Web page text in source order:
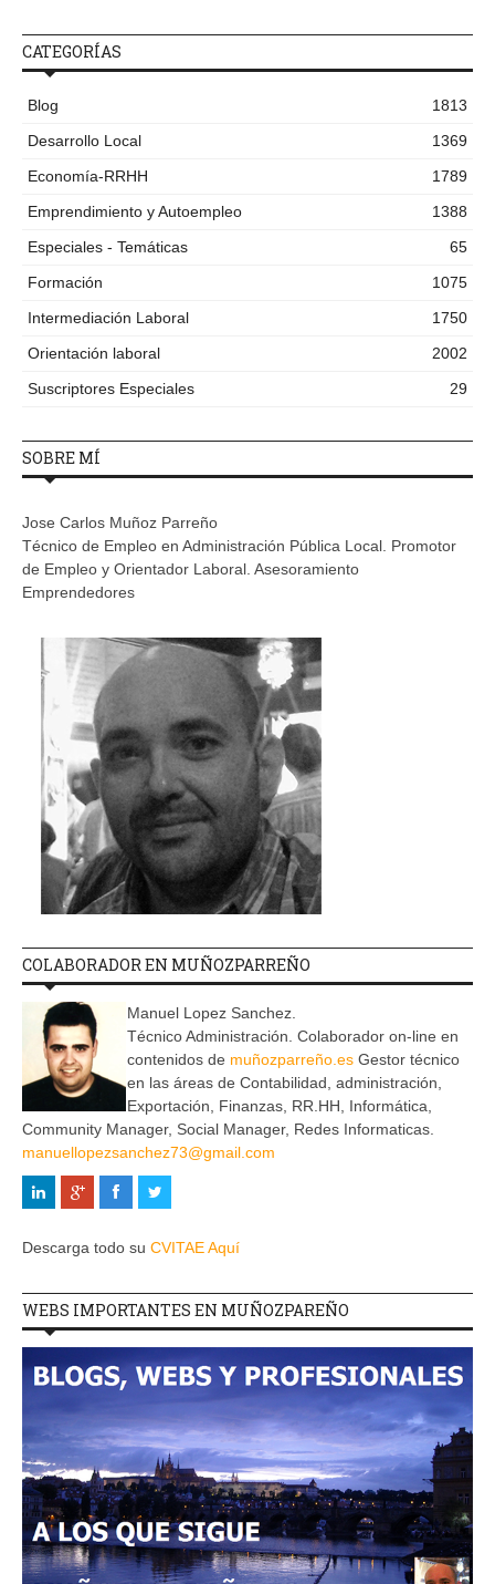
CATEGORÍAS
Blog
1813
Desarrollo Local
1369
Economía-RRHH
1789
Emprendimiento y Autoempleo
1388
Especiales - Temáticas
65
Formación
1075
Intermediación Laboral
1750
Orientación laboral
2002
Suscriptores Especiales
29
SOBRE MÍ
Jose Carlos Muñoz Parreño
Técnico de Empleo en Administración Pública Local. Promotor
de Empleo y Orientador Laboral. Asesoramiento
Emprendedores
COLABORADOR EN MUÑOZPARREÑO
Manuel Lopez Sanchez.
Técnico Administración. Colaborador on-line en
contenidos de muñozparreño.es Gestor técnico
en las áreas de Contabilidad, administración,
Exportación, Finanzas, RR.HH, Informática,
Community Manager, Social Manager, Redes Informaticas.
manuellopezsanchez73@gmail.com
Descarga todo su CVITAE Aquí
WEBS IMPORTANTES EN MUÑOZPAREÑO